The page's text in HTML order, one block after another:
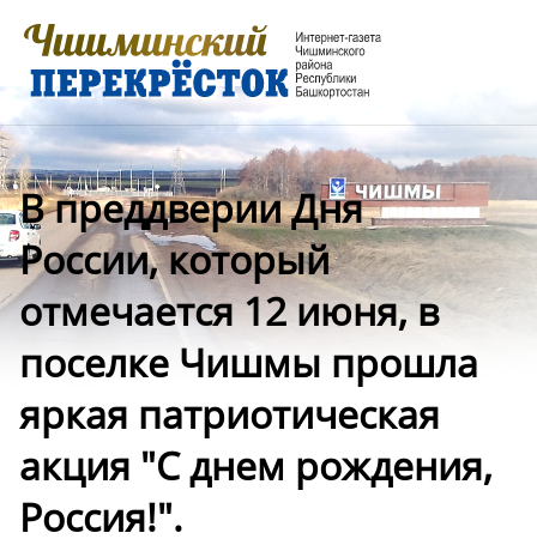
В преддверии Дня
России, который
отмечается 12 июня, в
поселке Чишмы прошла
яркая патриотическая
акция "С днем рождения,
Россия!".